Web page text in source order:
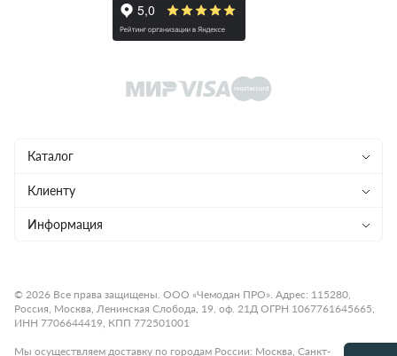
Каталог
Чемоданы
Рюкзаки
Аксессуары
Клиенту
Магазины
Гарантия и возврат
Информация
Программа лояльности
Подарочные карты
Статьи
© 2026 Все права защищены. ООО «Чемодан ПРО». Адрес: 115280,
Россия, Москва, Ленинская Слобода, 19, оф. 21Д ОГРН 1067761645665,
ИНН 7706644419, КПП 772501001
Мы осуществляем доставку по городам России: Москва, Санкт-